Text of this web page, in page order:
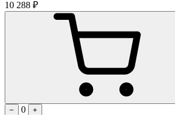
10 288 ₽
−
0 +